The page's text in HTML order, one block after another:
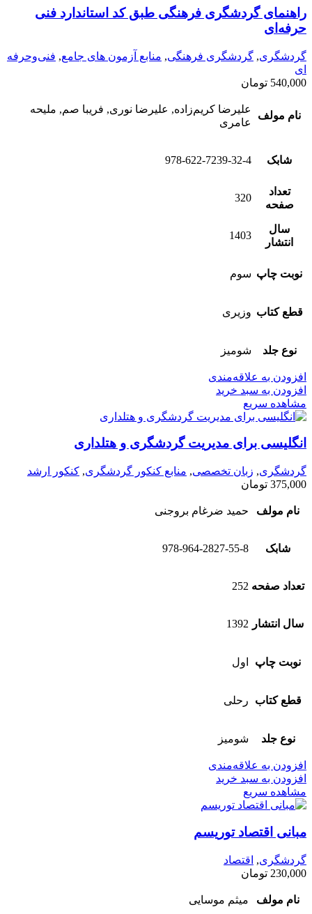
راهنمای گردشگری فرهنگی طبق کد استاندارد فنی
حرفه‌ای
گردشگری, گردشگری فرهنگی, منابع آزمون های جامع, فنی‌وحرفه‌
ای
540,000 تومان
نام مولف
علیرضا کریم‌زاده, علیرضا نوری, فریبا صم, ملیحه
عامری
شابک 978-622-7239-32-4
تعداد
صفحه
320
سال
انتشار
1403
نوبت چاپ سوم
قطع کتاب وزیری
نوع جلد شومیز
افزودن به علاقه‌مندی
افزودن به سبد خرید
مشاهده سریع
انگلیسی برای مدیریت گردشگری و هتلداری
گردشگری, زبان تخصصی, منابع کنکور گردشگری, کنکور ارشد
375,000 تومان
نام مولف حمید ضرغام بروجنی
شابک 978-964-2827-55-8
تعداد صفحه 252
سال انتشار 1392
نوبت چاپ اول
قطع کتاب رحلی
نوع جلد شومیز
افزودن به علاقه‌مندی
افزودن به سبد خرید
مشاهده سریع
مبانی اقتصاد توریسم
گردشگری, اقتصاد
230,000 تومان
نام مولف میثم موسایی